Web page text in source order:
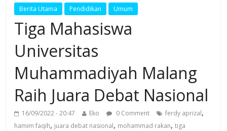
Berita Utama Pendidikan Umum
Tiga Mahasiswa
Universitas
Muhammadiyah Malang
Raih Juara Debat Nasional
16/09/2022 - 20:47 Eko 0 Comment ferdy aprizal,
hamim faqih, juara debat nasional, mohammad rakan,tiga